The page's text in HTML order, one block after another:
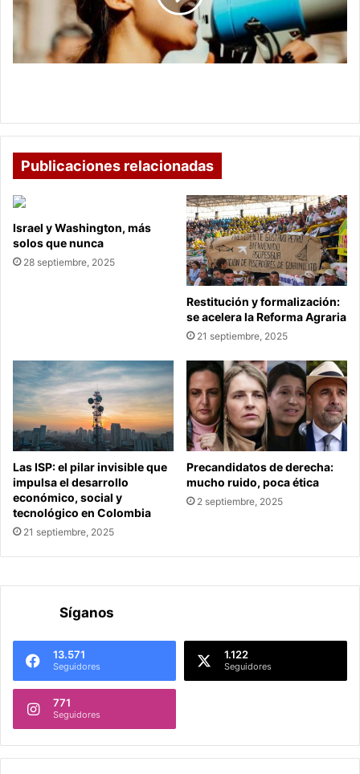
Emergencia
Climática
Publicaciones relacionadas
Israel y Washington, más
solos que nunca
28 septiembre, 2025
Restitución y formalización:
se acelera la Reforma Agraria
21 septiembre, 2025
Las ISP: el pilar invisible que
impulsa el desarrollo
económico, social y
tecnológico en Colombia
21 septiembre, 2025
Precandidatos de derecha:
mucho ruido, poca ética
2 septiembre, 2025
Síganos
13.571
Seguidores
1.122
Seguidores
771
Seguidores